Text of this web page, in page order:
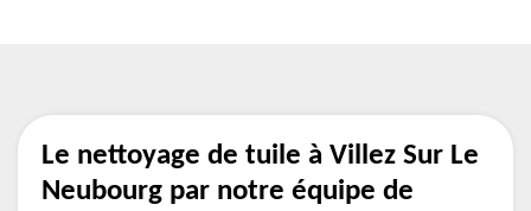
Le nettoyage de tuile à Villez Sur Le
Neubourg par notre équipe de